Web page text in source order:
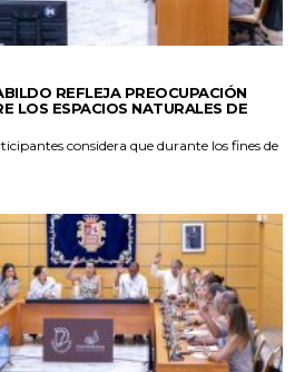
REFLEJA PREOCUPACIÓN
LOS ESPACIOS NATURALES DE
considera que durante los fines de